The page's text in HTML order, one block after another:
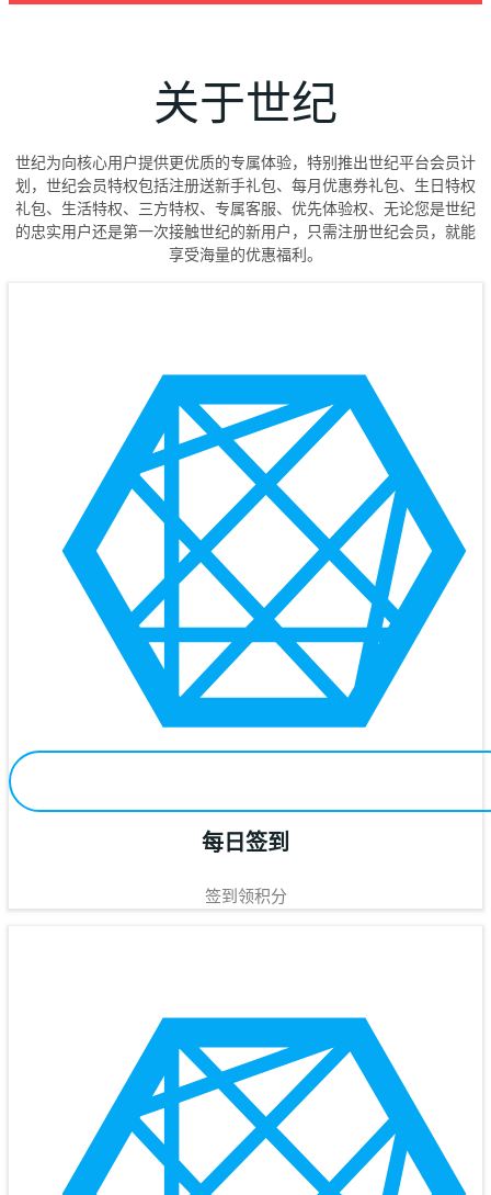
关于世纪
世纪为向核心用户提供更优质的专属体验，特别推出世纪平台会员计
划，世纪会员特权包括注册送新手礼包、每月优惠券礼包、生日特权
礼包、生活特权、三方特权、专属客服、优先体验权、无论您是世纪
的忠实用户还是第一次接触世纪的新用户，只需注册世纪会员，就能
享受海量的优惠福利。
每日签到
签到领积分